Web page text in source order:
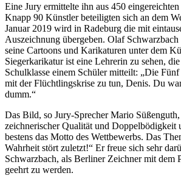
Eine Jury ermittelte ihn aus 450
Knapp 90 Künstler beteiligten sich an dem
Januar 2019 wird in Radeburg die mit
Auszeichnung übergeben. Olaf
seine Cartoons und Karikaturen unter dem
Siegerkarikatur ist eine Lehrerin zu sehen,
Schulklasse einem Schüler mitteilt: „Die
mit der Flüchtlingskrise zu tun, Denis. Du
dumm.“
Das Bild, so Jury-Sprecher Mario
zeichnerischer Qualität und Doppelbödigkeit
bestens das Motto des Wettbewerbs. Das
Wahrheit stört zuletzt!“ Er freue sich sehr
Schwarzbach, als Berliner Zeichner mit dem
geehrt zu werden.